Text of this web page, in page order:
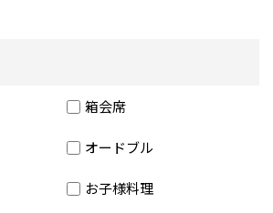
箱会席
オードブル
お子様料理